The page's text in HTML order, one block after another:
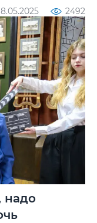
2492
надо